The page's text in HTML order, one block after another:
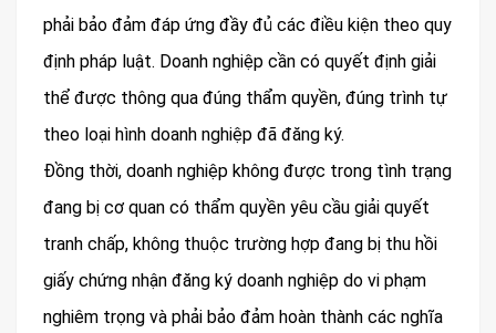
phải bảo đảm đáp ứng đầy đủ các điều kiện theo quy
định pháp luật. Doanh nghiệp cần có quyết định giải
thể được thông qua đúng thẩm quyền, đúng trình tự
theo loại hình doanh nghiệp đã đăng ký.
Đồng thời, doanh nghiệp không được trong tình trạng
đang bị cơ quan có thẩm quyền yêu cầu giải quyết
tranh chấp, không thuộc trường hợp đang bị thu hồi
giấy chứng nhận đăng ký doanh nghiệp do vi phạm
nghiêm trọng và phải bảo đảm hoàn thành các nghĩa